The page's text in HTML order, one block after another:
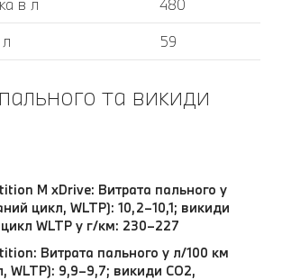
в л
480
59
та викиди
M xDrive: Витрата пального у
цикл, WLTP): 10,2–10,1; викиди
WLTP у г/км: 230–227
Витрата пального у л/100 км
WLTP): 9,9–9,7; викиди CO2,